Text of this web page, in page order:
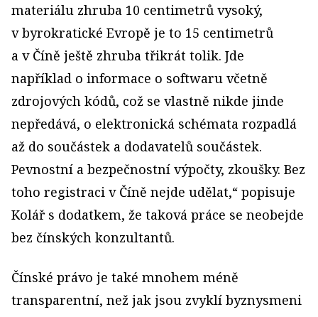
materiálu zhruba 10 centimetrů vysoký,
v byrokratické Evropě je to 15 centimetrů
a v Číně ještě zhruba třikrát tolik. Jde
například o informace o softwaru včetně
zdrojových kódů, což se vlastně nikde jinde
nepředává, o elektronická schémata rozpadlá
až do součástek a dodavatelů součástek.
Pevnostní a bezpečnostní výpočty, zkoušky. Bez
toho registraci v Číně nejde udělat,“ popisuje
Kolář s dodatkem, že taková práce se neobejde
bez čínských konzultantů.
Čínské právo je také mnohem méně
transparentní, než jak jsou zvyklí byznysmeni